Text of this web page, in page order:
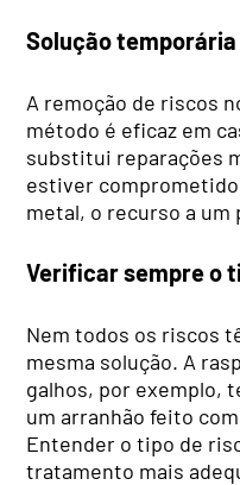
Solução
A remoção de riscos
método é eficaz em
substitui reparações
estiver
metal, o recurso a
Verificar sempre o
Nem todos os riscos
mesma solução. A
galhos, por exemplo,
um arranhão feito
Entender o tipo de
tratamento mais